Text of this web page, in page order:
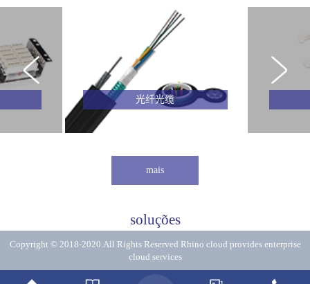
光纤光缆
mais
soluções
Copyright © 2018-2020.All Rights Reserved Rhino cloud provides enterprise
cloud services